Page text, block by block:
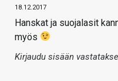
18.12.2017
Hanskat ja suojalasit
myös
Kirjaudu sisään